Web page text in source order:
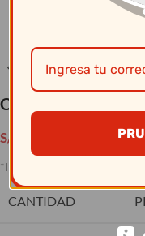
Colador Bouillon
S/
*Imagen referencial del
CANTIDAD